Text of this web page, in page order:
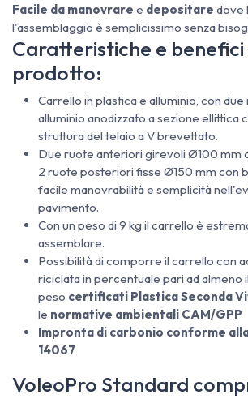
Facile da manovrare e depositare dove
l'assemblaggio è semplicissimo senza
Caratteristiche e benefici
prodotto:
Carrello in plastica e alluminio, con due
alluminio anodizzato a sezione ellittica
struttura del telaio a V brevettato.
Due ruote anteriori girevoli Ø100 mm
2 ruote posteriori fisse Ø150 mm con
facile manovrabilità e semplicità
pavimento.
Con un peso di 9 kg il carrello è
assemblare.
Possibilità di comporre il carrello con
riciclata in percentuale pari ad almeno
peso certificati Plastica Seconda
le normative ambientali CAM/GPP
Impronta di carbonio conforme alla
14067
VoleoPro Standard